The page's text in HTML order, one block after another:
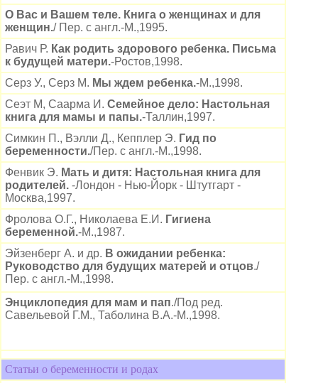
О Вас и Вашем теле. Книга о женщинах и для
женщин./ Пер. с англ.-М.,1995.
Равич Р. Как родить здорового ребенка. Письма
к будущей матери.-Ростов,1998.
Серз У., Серз М. Мы ждем ребенка.-М.,1998.
Сеэт М, Саарма И. Семейное дело: Настольная
книга для мамы и папы.-Таллин,1997.
Симкин П., Вэлли Д., Кепплер Э. Гид по
беременности./Пер. с англ.-М.,1998.
Фенвик Э. Мать и дитя: Настольная книга для
родителей. -Лондон - Нью-Йорк - Штутгарт -
Москва,1997.
Фролова О.Г., Николаева Е.И. Гигиена
беременной.-М.,1987.
Эйзенберг А. и др. В ожидании ребенка:
Руководство для будущих матерей и отцов./
Пер. с англ.-М.,1998.
Энциклопедия для мам и пап./Под ред.
Савельевой Г.М., Таболина В.А.-М.,1998.
Статьи о беременности и родах